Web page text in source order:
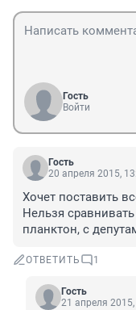
Гость
Войти
Гость
20 апреля 2015,
Хочет поставить
Нельзя
планктон, с
ОТВЕТИТЬ 1
Гость
21 апреля